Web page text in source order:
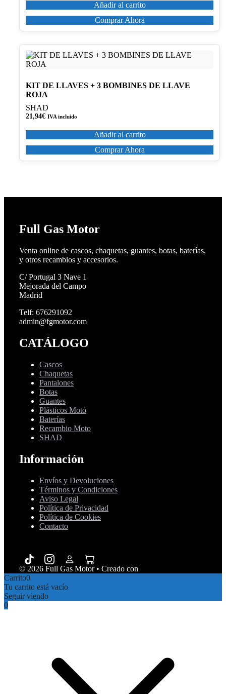
Añadir al carrito
Comprar Ahora
KIT DE LLAVES + 3 BOMBINES DE LLAVE
ROJA
SHAD
21,94€ IVA incluido
Añadir al carrito
Comprar Ahora
Full Gas Motor
Venta online de cascos, chaquetas, guantes, botas, baterías,
y otros recambios y accesorios.
C/ Portugal 3 Nave 1
Mejorada del Campo
Madrid
Telf: 676291092
admin@fgmotor.com
CATÁLOGO
Cascos
Chaquetas
Pantalones
Botas
Guantes
Plásticos Moto
Baterías
Recambio Moto
SHAD
Información
Envíos y Devoluciones
Términos y Condiciones
Aviso Legal
Política de Privacidad
Política de Cookies
Contacto
© 2026 Full Gas Motor• Creado con
Carrito0
Tu carrito está vacío
Seguir viendo
0